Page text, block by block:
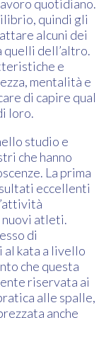
quotidiano.
quindi gli
alcuni dei
dell’altro.
e
mentalità e
di capire qual
loro.
studio e
che hanno
La prima
eccellenti
nuovi atleti.
di
al kata a livello
che questa
riservata ai
alle spalle,
anche